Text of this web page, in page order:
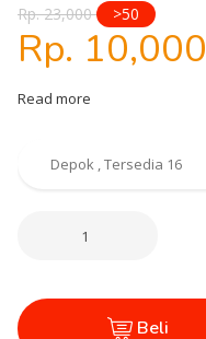
Rp. 23,000 >50
Rp. 10,000
Read more
Beli